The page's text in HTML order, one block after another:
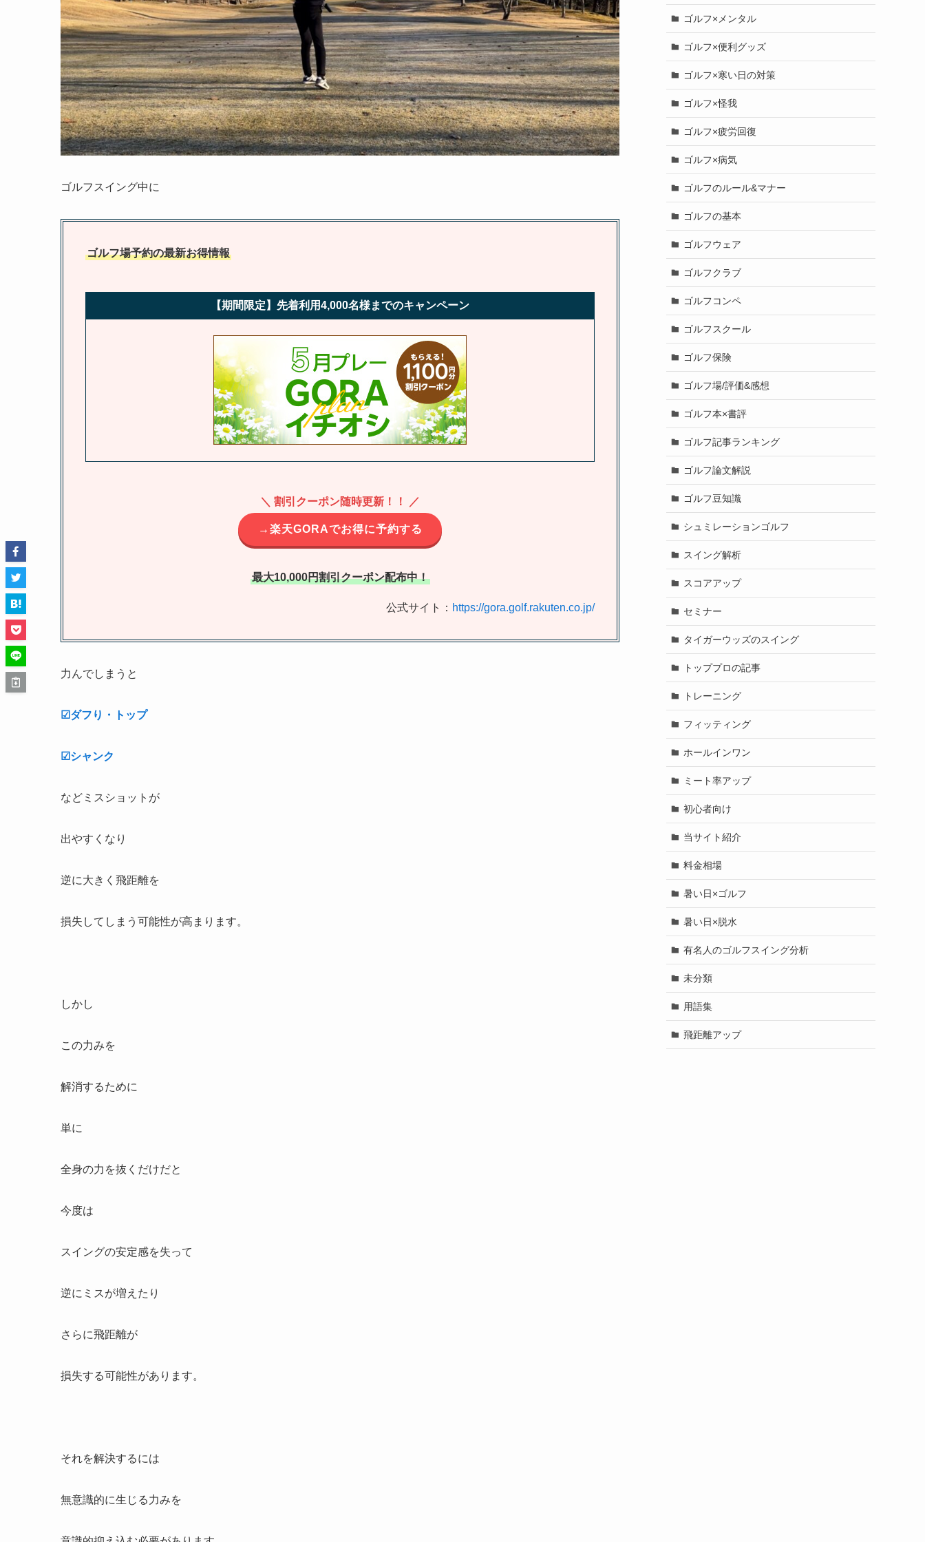
ゴルフスイング中に
ゴルフ場予約の最新お得情報
【期間限定】先着利用4,000名様までのキャンペーン
＼ 割引クーポン随時更新！！ ／
→楽天GORAでお得に予約する
最大10,000円割引クーポン配布中！
公式サイト： https://gora.golf.rakuten.co.jp/
力んでしまうと
☑ダフり・トップ
☑シャンク
などミスショットが
出やすくなり
逆に大きく飛距離を
損失してしまう可能性が高まります。
しかし
この力みを
解消するために
単に
全身の力を抜くだけだと
今度は
スイングの安定感を失って
逆にミスが増えたり
さらに飛距離が
損失する可能性があります。
それを解決するには
無意識的に生じる力みを
ゴルフ×メンタル
ゴルフ×便利グッズ
ゴルフ×寒い日の対策
ゴルフ×怪我
ゴルフ×疲労回復
ゴルフ×病気
ゴルフのルール&マナー
ゴルフの基本
ゴルフウェア
ゴルフクラブ
ゴルフコンペ
ゴルフスクール
ゴルフ保険
ゴルフ場/評価&感想
ゴルフ本×書評
ゴルフ記事ランキング
ゴルフ論文解説
ゴルフ豆知識
シュミレーションゴルフ
スイング解析
スコアアップ
セミナー
タイガーウッズのスイング
トッププロの記事
トレーニング
フィッティング
ホールインワン
ミート率アップ
初心者向け
当サイト紹介
料金相場
暑い日×ゴルフ
暑い日×脱水
有名人のゴルフスイング分析
未分類
用語集
飛距離アップ